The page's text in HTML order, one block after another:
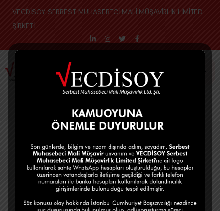
VECDİSOY SERBEST MUHASEBECİ MALİ MÜŞAVİRLİK LİMİTED
ŞİRKETİ